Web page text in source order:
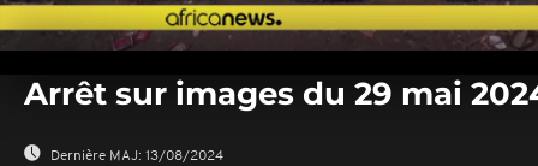
seconds
0%
Arrêt sur images du 29 mai
Dernière MAJ: 13/08/2024